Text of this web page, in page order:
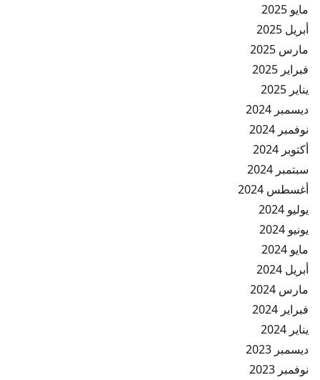
مايو 2025
أبريل 2025
مارس 2025
فبراير 2025
يناير 2025
ديسمبر 2024
نوفمبر 2024
أكتوبر 2024
سبتمبر 2024
أغسطس 2024
يوليو 2024
يونيو 2024
مايو 2024
أبريل 2024
مارس 2024
فبراير 2024
يناير 2024
ديسمبر 2023
نوفمبر 2023